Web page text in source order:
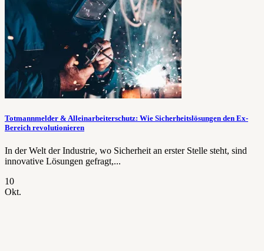
Totmannmelder & Alleinarbeiterschutz: Wie Sicherheitslösungen den Ex-
Bereich revolutionieren
In der Welt der Industrie, wo Sicherheit an erster Stelle steht, sind
innovative Lösungen gefragt,...
10
Okt.